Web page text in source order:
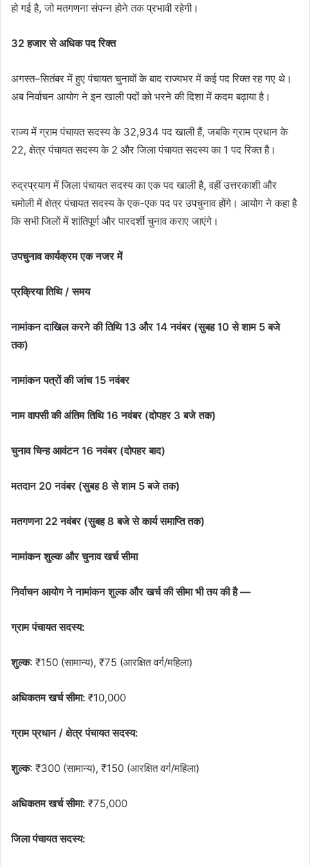
हो गई है, जो मतगणना संपन्न होने तक प्रभावी रहेगी।
32 हजार से अधिक पद रिक्त
अगस्त–सितंबर में हुए पंचायत चुनावों के बाद राज्यभर में कई पद रिक्त रह गए थे।
अब निर्वाचन आयोग ने इन खाली पदों को भरने की दिशा में कदम बढ़ाया है।
राज्य में ग्राम पंचायत सदस्य के 32,934 पद खाली हैं, जबकि ग्राम प्रधान के
22, क्षेत्र पंचायत सदस्य के 2 और जिला पंचायत सदस्य का 1 पद रिक्त है।
रुद्रप्रयाग में जिला पंचायत सदस्य का एक पद खाली है, वहीं उत्तरकाशी और
चमोली में क्षेत्र पंचायत सदस्य के एक-एक पद पर उपचुनाव होंगे। आयोग ने कहा है
कि सभी जिलों में शांतिपूर्ण और पारदर्शी चुनाव कराए जाएंगे।
उपचुनाव कार्यक्रम एक नजर में
प्रक्रिया तिथि / समय
नामांकन दाखिल करने की तिथि 13 और 14 नवंबर (सुबह 10 से शाम 5 बजे
तक)
नामांकन पत्रों की जांच 15 नवंबर
नाम वापसी की अंतिम तिथि 16 नवंबर (दोपहर 3 बजे तक)
चुनाव चिन्ह आवंटन 16 नवंबर (दोपहर बाद)
मतदान 20 नवंबर (सुबह 8 से शाम 5 बजे तक)
मतगणना 22 नवंबर (सुबह 8 बजे से कार्य समाप्ति तक)
नामांकन शुल्क और चुनाव खर्च सीमा
निर्वाचन आयोग ने नामांकन शुल्क और खर्च की सीमा भी तय की है —
ग्राम पंचायत सदस्य:
शुल्क: ₹150 (सामान्य), ₹75 (आरक्षित वर्ग/महिला)
अधिकतम खर्च सीमा: ₹10,000
ग्राम प्रधान / क्षेत्र पंचायत सदस्य:
शुल्क: ₹300 (सामान्य), ₹150 (आरक्षित वर्ग/महिला)
अधिकतम खर्च सीमा: ₹75,000
जिला पंचायत सदस्य: